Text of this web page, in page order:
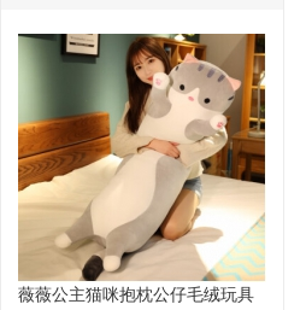
薇薇公主猫咪抱枕公仔毛绒玩具